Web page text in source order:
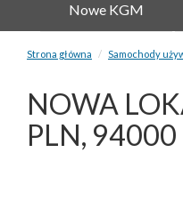
Nowe KGM
Strona główna Samochody
NOWA
PLN,